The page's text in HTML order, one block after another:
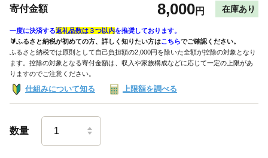
寄付金額 8,000円 在庫あり
一度に決済する返礼品数は３つ以内を推奨しております。
🔰ふるさと納税が初めての方、詳しく知りたい方はこちらでご確認ください。
ふるさと納税では原則として自己負担額の2,000円を除いた全額が控除の対象となり
ます。控除の対象となる寄付金額は、収入や家族構成などに応じて一定の上限があ
りますのでご注意ください。
仕組みについて知る 上限額を調べる
数量